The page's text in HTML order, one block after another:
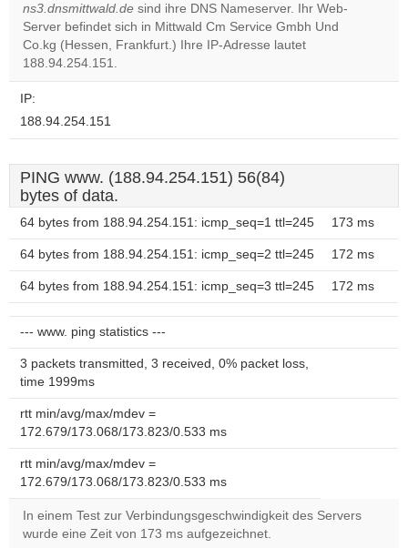
website?
ns3.dnsmittwald.de sind ihre DNS Nameserver. Ihr Web-
Server befindet sich in Mittwald Cm Service Gmbh Und
Co.kg (Hessen, Frankfurt.) Ihre IP-Adresse lautet
188.94.254.151.
IP:
188.94.254.151
PING www. (188.94.254.151) 56(84)
bytes of data.
64 bytes from 188.94.254.151: icmp_seq=1 ttl=245 173 ms
64 bytes from 188.94.254.151: icmp_seq=2 ttl=245 172 ms
64 bytes from 188.94.254.151: icmp_seq=3 ttl=245 172 ms
--- www. ping statistics ---
3 packets transmitted, 3 received, 0% packet loss,
time 1999ms
rtt min/avg/max/mdev =
172.679/173.068/173.823/0.533 ms
rtt min/avg/max/mdev =
172.679/173.068/173.823/0.533 ms
In einem Test zur Verbindungsgeschwindigkeit des Servers
wurde eine Zeit von 173 ms aufgezeichnet.